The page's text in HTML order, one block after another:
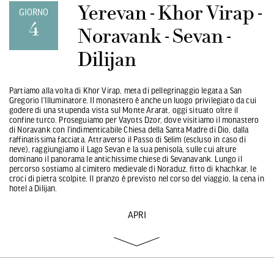
GIORNO
4
Yerevan - Khor Virap -
Noravank - Sevan -
Dilijan
Partiamo alla volta di Khor Virap, meta di pellegrinaggio legata a San
Gregorio l’Illuminatore. Il monastero è anche un luogo privilegiato da cui
godere di una stupenda vista sul Monte Ararat, oggi situato oltre il
confine turco. Proseguiamo per Vayots Dzor, dove visitiamo il monastero
di Noravank con l’indimenticabile Chiesa della Santa Madre di Dio, dalla
raffinatissima facciata. Attraverso il Passo di Selim (escluso in caso di
neve), raggiungiamo il Lago Sevan e la sua penisola, sulle cui alture
dominano il panorama le antichissime chiese di Sevanavank. Lungo il
percorso sostiamo al cimitero medievale di Noraduz, fitto di khachkar, le
croci di pietra scolpite. Il pranzo è previsto nel corso del viaggio, la cena in
hotel a Dilijan.
APRI